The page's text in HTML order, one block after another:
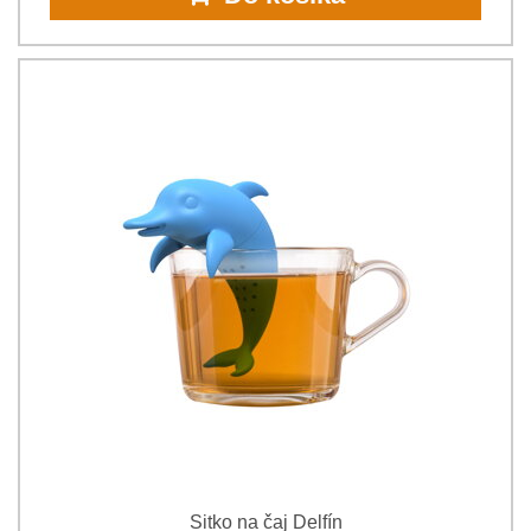
Sitko na čaj Delfín